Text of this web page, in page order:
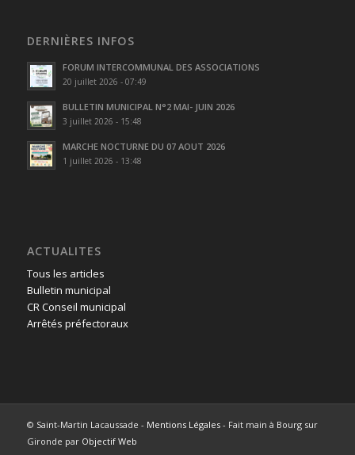
DERNIÈRES INFOS
FORUM INTERCOMMUNAL DES ASSOCIATIONS
20 juillet 2026 - 07:49
BULLETIN MUNICIPAL N°2 MAI- JUIN 2026
3 juillet 2026 - 15:48
MARCHE NOCTURNE DU 07 AOUT 2026
1 juillet 2026 - 13:48
ACTUALITES
Tous les articles
Bulletin municipal
CR Conseil municipal
Arrêtés préfectoraux
© Saint-Martin Lacaussade - Mentions Légales- Fait main à Bourg sur
Gironde par Objectif Web